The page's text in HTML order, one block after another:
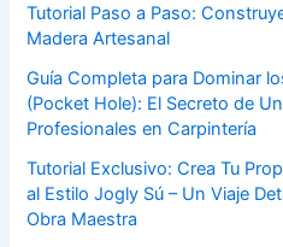
Tutorial Paso a Paso:
Madera Artesanal
Guía Completa para Dominar
(Pocket Hole): El Secreto de
Profesionales en Carpintería
Tutorial Exclusivo: Crea Tu
al Estilo Jogly Sú – Un Viaje
Obra Maestra